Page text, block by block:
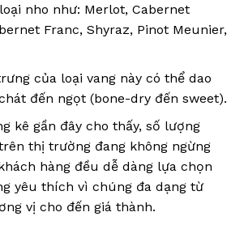
nho như: Merlot, Cabernet
Franc, Shyraz, Pinot Meunier,
của loại vang này có thể dao
đến ngọt (bone-dry đến sweet).
kê gần đây cho thấy, số lượng
thị trường đang không ngừng
hàng đều dễ dàng lựa chọn
yêu thích vì chúng đa dạng từ
vị cho đến giá thành.